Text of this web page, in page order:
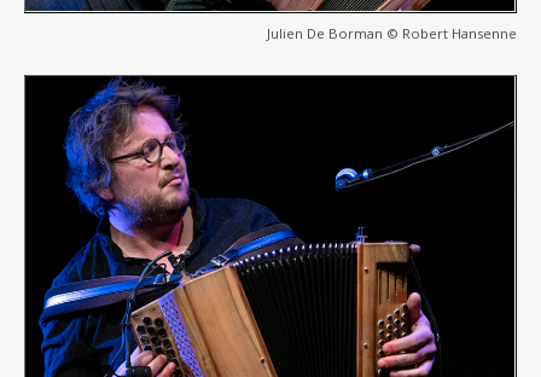
Julien De Borman © Robert Hansenne